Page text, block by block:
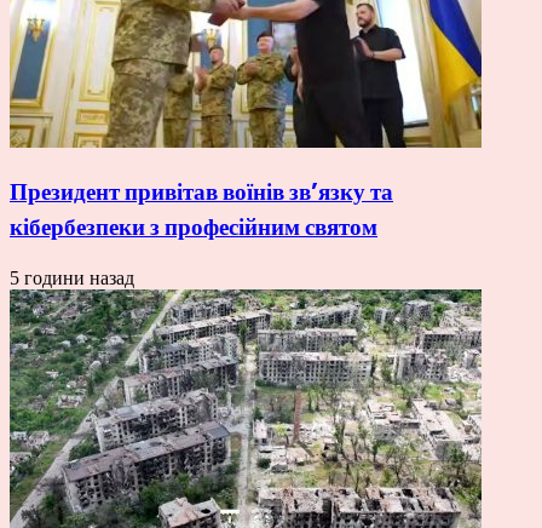
Президент привітав воїнів зв’язку та
кібербезпеки з професійним святом
5 години назад